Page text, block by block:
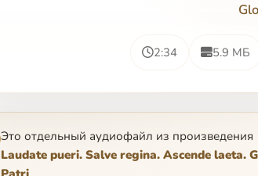
2:34 5.9 МБ
Это отдельный аудиофайл из произведения
Laudate pueri. Salve regina. Ascende laeta.